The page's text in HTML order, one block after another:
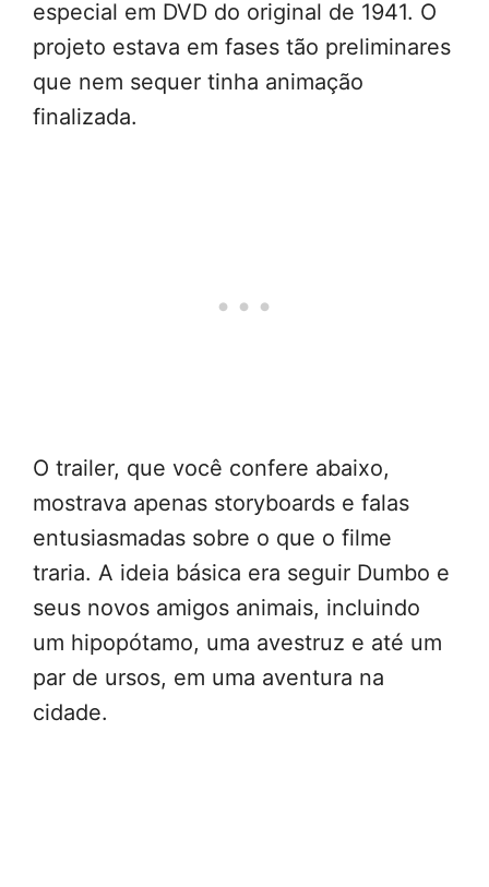
especial em DVD do original de 1941. O
projeto estava em fases tão preliminares
que nem sequer tinha animação
finalizada.
O trailer, que você confere abaixo,
mostrava apenas storyboards e falas
entusiasmadas sobre o que o filme
traria. A ideia básica era seguir Dumbo e
seus novos amigos animais, incluindo
um hipopótamo, uma avestruz e até um
par de ursos, em uma aventura na
cidade.